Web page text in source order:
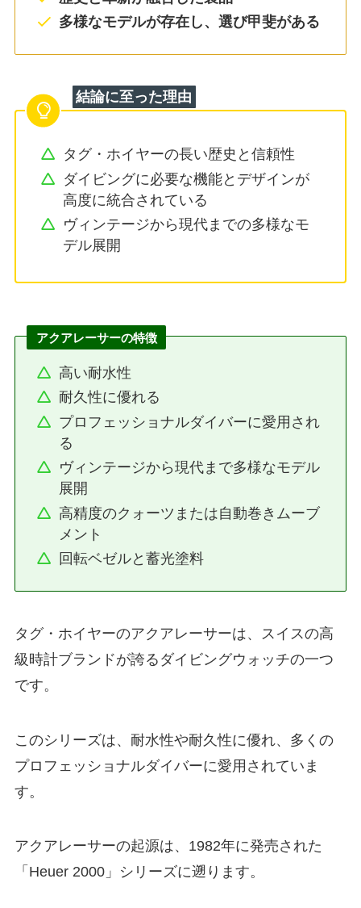
多様なモデルが存在し、選び甲斐がある
結論に至った理由
タグ・ホイヤーの長い歴史と信頼性
ダイビングに必要な機能とデザインが
高度に統合されている
ヴィンテージから現代までの多様なモ
デル展開
アクアレーサーの特徴
高い耐水性
耐久性に優れる
プロフェッショナルダイバーに愛用され
る
ヴィンテージから現代まで多様なモデル
展開
高精度のクォーツまたは自動巻きムーブ
メント
回転ベゼルと蓄光塗料
タグ・ホイヤーのアクアレーサーは、スイスの高
級時計ブランドが誇るダイビングウォッチの一つ
です。
このシリーズは、耐水性や耐久性に優れ、多くの
プロフェッショナルダイバーに愛用されていま
す。
アクアレーサーの起源は、1982年に発売された
「Heuer 2000」シリーズに遡ります。